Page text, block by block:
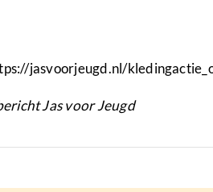
jasvoorjeugd.nl/
Jas voor Jeugd